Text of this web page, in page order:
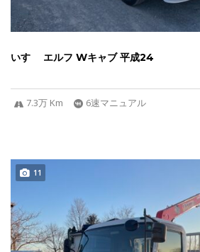
いすゞ エルフ Wキャブ 平成24
7.3万 Km 6速マニュアル
11